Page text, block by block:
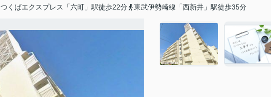
つくばエクスプレス「六町」駅徒歩22分 東武伊勢崎線「西新井」駅徒歩35分